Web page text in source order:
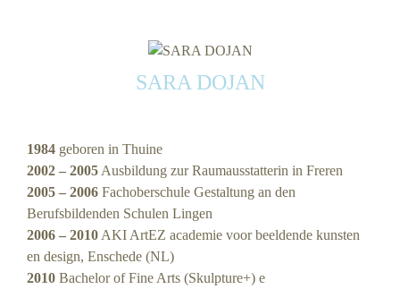
SARA DOJAN
1984 geboren in Thuine
2002 – 2005 Ausbildung zur Raumausstatterin in Freren
2005 – 2006 Fachoberschule Gestaltung an den
Berufsbildenden Schulen Lingen
2006 – 2010 AKI ArtEZ academie voor beeldende kunsten
en design, Enschede (NL)
2010 Bachelor of Fine Arts (Skulpture+) e